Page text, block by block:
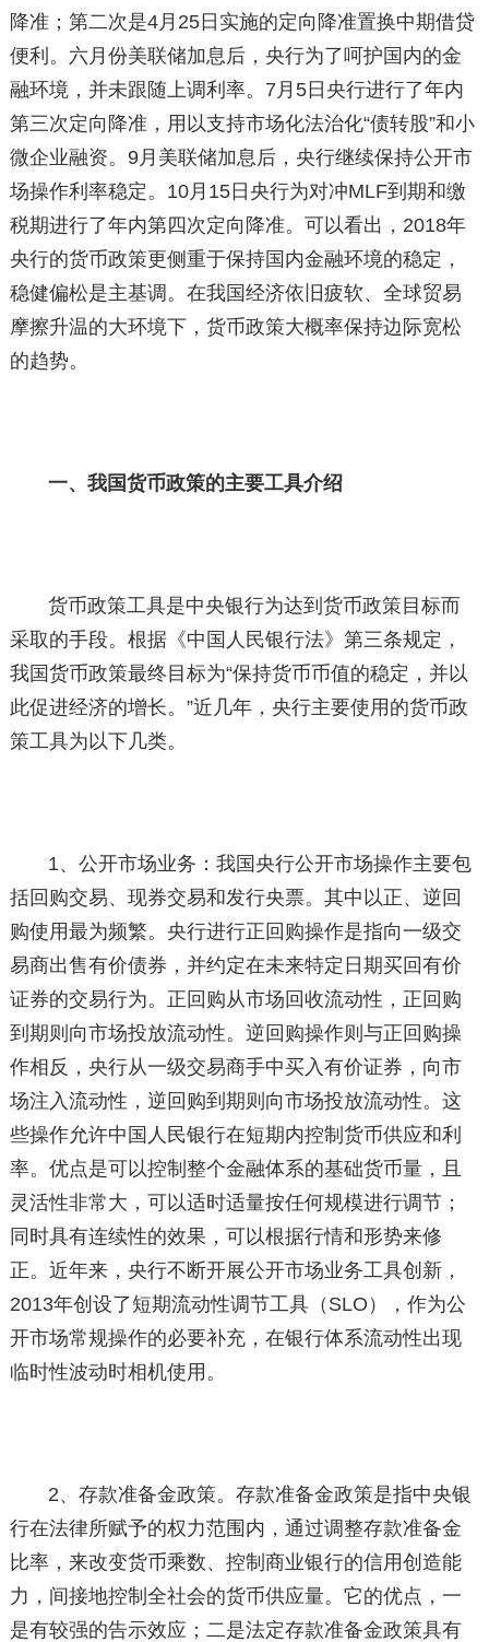
降准；第二次是4月25日实施的定向降准置换中期借贷
便利。六月份美联储加息后，央行为了呵护国内的金
融环境，并未跟随上调利率。7月5日央行进行了年内
第三次定向降准，用以支持市场化法治化“债转股”和小
微企业融资。9月美联储加息后，央行继续保持公开市
场操作利率稳定。10月15日央行为对冲MLF到期和缴
税期进行了年内第四次定向降准。可以看出，2018年
央行的货币政策更侧重于保持国内金融环境的稳定，
稳健偏松是主基调。在我国经济依旧疲软、全球贸易
摩擦升温的大环境下，货币政策大概率保持边际宽松
的趋势。
一、我国货币政策的主要工具介绍
货币政策工具是中央银行为达到货币政策目标而
采取的手段。根据《中国人民银行法》第三条规定，
我国货币政策最终目标为“保持货币币值的稳定，并以
此促进经济的增长。”近几年，央行主要使用的货币政
策工具为以下几类。
1、公开市场业务：我国央行公开市场操作主要包
括回购交易、现券交易和发行央票。其中以正、逆回
购使用最为频繁。央行进行正回购操作是指向一级交
易商出售有价债券，并约定在未来特定日期买回有价
证券的交易行为。正回购从市场回收流动性，正回购
到期则向市场投放流动性。逆回购操作则与正回购操
作相反，央行从一级交易商手中买入有价证券，向市
场注入流动性，逆回购到期则向市场投放流动性。这
些操作允许中国人民银行在短期内控制货币供应和利
率。优点是可以控制整个金融体系的基础货币量，且
灵活性非常大，可以适时适量按任何规模进行调节；
同时具有连续性的效果，可以根据行情和形势来修
正。近年来，央行不断开展公开市场业务工具创新，
2013年创设了短期流动性调节工具（SLO），作为公
开市场常规操作的必要补充，在银行体系流动性出现
临时性波动时相机使用。
2、存款准备金政策。存款准备金政策是指中央银
行在法律所赋予的权力范围内，通过调整存款准备金
比率，来改变货币乘数、控制商业银行的信用创造能
力，间接地控制全社会的货币供应量。它的优点，一
是有较强的告示效应；二是法定存款准备金政策具有